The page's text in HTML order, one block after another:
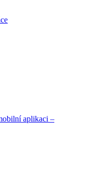
aplikaci –